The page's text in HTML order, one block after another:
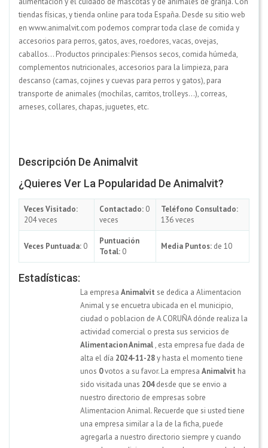
tiendas físicas, y tienda online para toda España. Desde su sitio web
en www.animalvit.com podemos comprar toda clase de comida y
accesorios para perros, gatos, aves, roedores, vacas, ovejas,
caballos... Productos principales: Piensos secos, comida húmeda,
complementos nutricionales, accesorios para la limpieza, para
descanso (camas, cojines y cuevas para perros y gatos), para
transporte de animales (mochilas, carritos, trolleys...), correas,
arneses, collares, chapas, juguetes, etc.
Descripción De Animalvit
¿Quieres Ver La Popularidad De Animalvit?
Veces Visitado:
204 veces
Contactado: 0
veces
Teléfono Consultado:
136 veces
Veces Puntuada: 0
Puntuación
Total: 0
Media Puntos: de 10
Estadísticas:
La empresa Animalvit se dedica a Alimentacion
Animal y se encuetra ubicada en el municipio,
ciudad o poblacion de A CORUÑA dónde realiza la
actividad comercial o presta sus servicios de
Alimentacion Animal, esta empresa fue dada de
alta el día 2024-11-28y hasta el momento tiene
unos 0votos a su favor. La empresa Animalvit ha
sido visitada unas 204desde que se envio a
nuestro directorio de empresas sobre
Alimentacion Animal. Recuerde que si usted tiene
una empresa similar a la de la ficha, puede
agregarla a nuestro directorio siempre y cuando